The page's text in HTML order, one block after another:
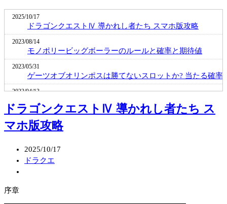
2025/10/17
ドラゴンクエストⅣ 導かれし者たち スマホ版攻略
2023/08/14
モノポリービッグボーラーのルールと確率と期待値
2023/05/31
ゲーツオブオリンポスは勝てないスロットか? 当たる確率
2023/04/13
メガボールの確率と期待と勝率を実戦から推測してみる
2023/02/10
カリビアンスタッドポーカーの遊び方と期待値最大の賭け
金融緩和と国債の関係が招く海外との金利差拡大と円安
円相場
ドラゴンクエストⅣ 導かれし者たち ス
マホ版攻略
2025/10/17
ドラクエ
序章